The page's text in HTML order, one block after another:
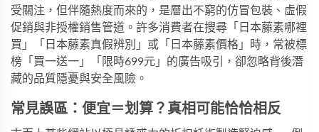
受關注，但伴隨熱度而來的，是層出不窮的仿冒包裝、虛假
促銷與非授權銷售管道。許多消費者在搜尋「日本藤素哪裡
買」「日本藤素真假辨別」或「日本藤素價格」時，常被標
榜「買一送一」「限時699元」的廣告吸引，卻忽略背後潛
藏的品質隱憂與安全風險。
常見誤區：便宜＝划算？真相可能恰恰相反